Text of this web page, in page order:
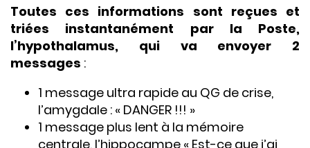
Toutes ces informations sont reçues et
triées instantanément par la Poste,
l’hypothalamus, qui va envoyer 2
messages :
1 message ultra rapide au QG de crise,
l’amygdale : « DANGER !!! »
1 message plus lent à la mémoire
centrale, l’hippocampe « Est-ce que j’ai